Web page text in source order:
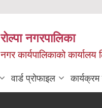
रोल्पा नगरपालिका
नगर कार्यपालिकाको कार्यालय
वार्ड प्रोफाइल कार्यक्रम